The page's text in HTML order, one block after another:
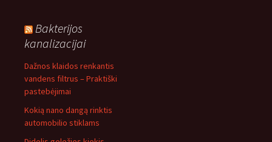
Bakterijos
kanalizacijai
Dažnos klaidos renkantis
vandens filtrus – Praktiški
pastebėjimai
Kokią nano dangą rinktis
automobilio stiklams